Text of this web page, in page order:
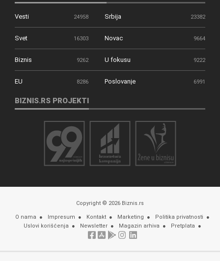
Vesti 24958 Srbija 23382
Svet 16303 Novac 9664
Biznis 9262 U fokusu 9222
EU 8286 Poslovanje 6991
BIZNIS.RS PROJEKTI
Copyright © 2026 Biznis.rs
O nama Impresum Kontakt Marketing
Politika privatnosti
Uslovi korišćenja
Newsletter Magazin arhiva Pretplata